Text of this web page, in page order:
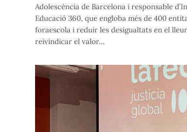
Adolescència de Barcelona i responsable
Educació 360, que engloba més de 400
foraescola i reduir les desigualtats en el
reivindicar el valor…